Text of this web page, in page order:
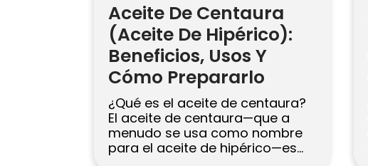
Aceite De Centaura
(Aceite De Hipérico):
Beneficios, Usos Y
Cómo Prepararlo
¿Qué es el aceite de centaura?
El aceite de centaura—que a
menudo se usa como nombre
para el aceite de hipérico—es